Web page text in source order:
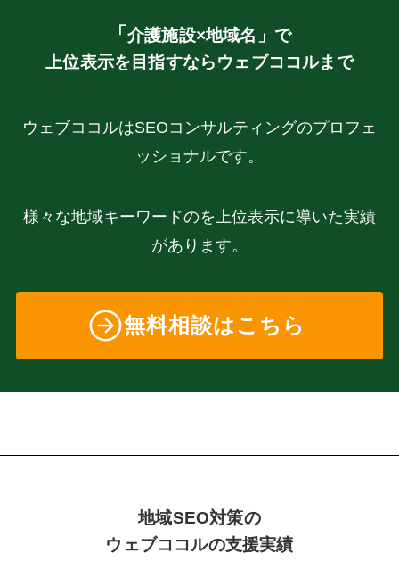
「介護施設×地域名」 で
上位表示を目指すならウェブココルまで
ウェブココルはSEOコンサルティングのプロフェ
ッショナルです。
様々な地域キーワードのを上位表示に導いた実績
があります。
無料相談はこちら
地域SEO対策の
ウェブココルの支援実績